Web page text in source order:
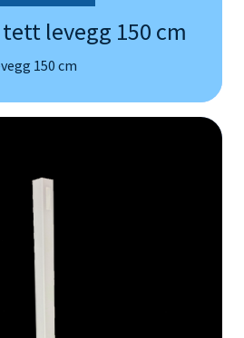
levegg 150 cm
150 cm